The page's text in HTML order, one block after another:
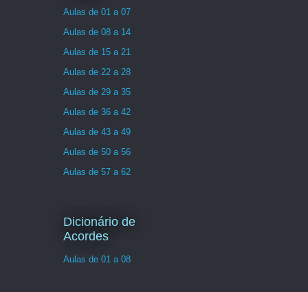
Aulas de 01 a 07
Aulas de 08 a 14
Aulas de 15 a 21
Aulas de 22 a 28
Aulas de 29 a 35
Aulas de 36 a 42
Aulas de 43 a 49
Aulas de 50 a 56
Aulas de 57 a 62
Dicionário de
Acordes
Aulas de 01 a 08